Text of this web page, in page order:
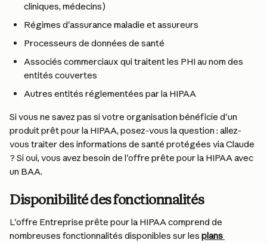
cliniques, médecins)
Régimes d'assurance maladie et assureurs
Processeurs de données de santé
Associés commerciaux qui traitent les PHI au nom des
entités couvertes
Autres entités réglementées par la HIPAA
Si vous ne savez pas si votre organisation bénéficie d'un
produit prêt pour la HIPAA, posez-vous la question : allez-
vous traiter des informations de santé protégées via Claude
? Si oui, vous avez besoin de l'offre prête pour la HIPAA avec
un BAA.
Disponibilité des fonctionnalités
L'offre Entreprise prête pour la HIPAA comprend de
nombreuses fonctionnalités disponibles sur les plans